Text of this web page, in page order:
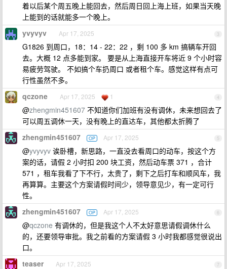
着以后某个周五晚上能回去，然后周日回上海上班，如果当天晚
上能到的话就能多一个晚上。
3
yvyvyv Apr 17, 2025
G1826 到周口，18：14 - 22：22 ，剩 100 多 km 搞辆车开回
去。大概 12 点多能到家。 要是从上海直接开车将近 9 个小时容
易疲劳驾驶。 不如搞个车扔周口 或者租个车。感觉这样有点可
行性虽然不多。
4
qczone Apr 17, 2025 1
@zhengmin451607 不知道你们加班有没有调休，未来想回去了
可以周五调休一天，没有晚上的直达车，其他都太折腾了
5
zhengmin451607 OP Apr 17, 2025
@yvyvyv 诶卧槽，新思路，一直没去看周口的动车，按这个方
案的话，请假 2 小时扣 200 块工资，然后动车票 371 ，合计
571 ，租车我看了下不行，太贵了，剩下之后打车和顺风车，我
再算算。主要这个方案请假时间少，领导意见少，有一定可行
性。
6
zhengmin451607 OP Apr 17, 2025
@qczone 有调休的，但是我这个人不太好意思请假调休什么
的，还要领导审批。我之前看的方案请假 3 小时我都感觉很说出
口。
7
teaser Apr 17, 2025